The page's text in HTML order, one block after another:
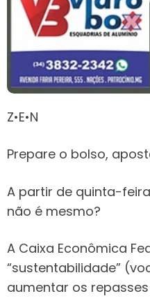
Z•E•N
Prepare o bolso,
A partir de quinta-
não é mesmo?
A Caixa Econômica
“sustentabilidade”
aumentar os